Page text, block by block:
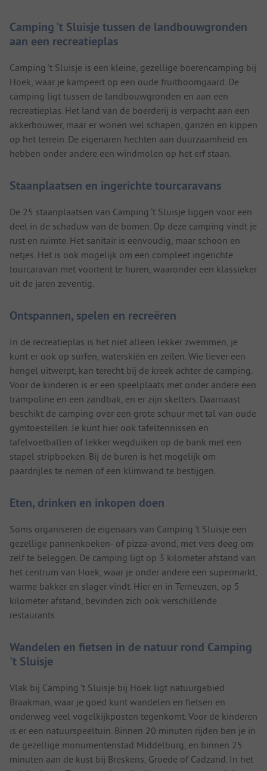
Camping 't Sluisje tussen de landbouwgronden
aan een recreatieplas
Camping ‘t Sluisje is een kleine, gezellige boerencamping bij
Hoek, waar je kampeert op een oude fruitboomgaard. De
camping ligt tussen de landbouwgronden en aan een
recreatieplas. Het land van de boerderij is verpacht aan een
akkerbouwer, maar er wonen wel schapen, ganzen en kippen
op het terrein. De eigenaren hechten aan duurzaamheid en
hebben onder andere een windmolen op het erf staan.
Staanplaatsen en ingerichte tourcaravans
De 25 staanplaatsen van Camping ‘t Sluisje liggen voor een
deel in de schaduw van de bomen. Op deze camping vindt je
rust en ruimte. Het sanitair is eenvoudig, maar schoon en
netjes. Het is ook mogelijk om een compleet ingerichte
tourcaravan met voortent te huren, waaronder een klassieker
uit de jaren zeventig.
Ontspannen, spelen en recreëren
In de recreatieplas is het niet alleen lekker zwemmen, je
kunt er ook op surfen, waterskiën en zeilen. Wie liever een
hengel uitwerpt, kan terecht bij de kreek achter de camping.
Voor de kinderen is er een speelplaats met onder andere een
trampoline en een zandbak, en er zijn skelters. Daarnaast
beschikt de camping over een grote schuur met tal van oude
gymtoestellen. Je kunt hier ook tafeltennissen en
tafelvoetballen of lekker wegduiken op de bank met een
stapel stripboeken. Bij de buren is het mogelijk om
paardrijles te nemen of een klimwand te bestijgen.
Eten, drinken en inkopen doen
Soms organiseren de eigenaars van Camping 't Sluisje een
gezellige pannenkoeken- of pizza-avond, met vers deeg om
zelf te beleggen. De camping ligt op 3 kilometer afstand van
het centrum van Hoek, waar je onder andere een supermarkt,
warme bakker en slager vindt. Hier en in Terneuzen, op 5
kilometer afstand, bevinden zich ook verschillende
restaurants.
Wandelen en fietsen in de natuur rond Camping
't Sluisje
Vlak bij Camping ‘t Sluisje bij Hoek ligt natuurgebied
Braakman, waar je goed kunt wandelen en fietsen en
onderweg veel vogelkijkposten tegenkomt. Voor de kinderen
is er een natuurspeeltuin. Binnen 20 minuten rijden ben je in
de gezellige monumentenstad Middelburg, en binnen 25
minuten aan de kust bij Breskens, Groede of Cadzand. In het